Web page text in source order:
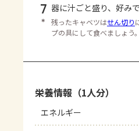
7 器に汁ごと盛り、好み
＊ 残ったキャベツはせん切り
プの具にして食べましょう。
栄養情報（1人分）
エネルギー